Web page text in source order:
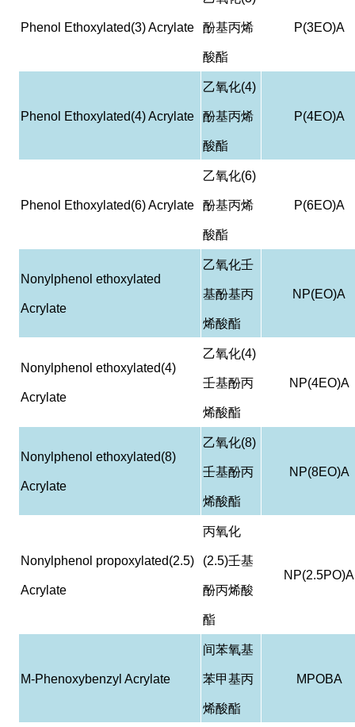
Phenol Ethoxylated(3) Acrylate 酚基丙烯
酸酯
P(3EO)A
Phenol Ethoxylated(4) Acrylate
乙氧化(4)
酚基丙烯
酸酯
P(4EO)A
Phenol Ethoxylated(6) Acrylate
乙氧化(6)
酚基丙烯
酸酯
P(6EO)A
Nonylphenol ethoxylated
Acrylate
乙氧化壬
基酚基丙
烯酸酯
NP(EO)A
Nonylphenol ethoxylated(4)
Acrylate
乙氧化(4)
壬基酚丙
烯酸酯
NP(4EO)A
Nonylphenol ethoxylated(8)
Acrylate
乙氧化(8)
壬基酚丙
烯酸酯
NP(8EO)A
Nonylphenol propoxylated(2.5)
Acrylate
丙氧化
(2.5)壬基
酚丙烯酸
酯
NP(2.5PO)A
M-Phenoxybenzyl Acrylate
间苯氧基
苯甲基丙
烯酸酯
MPOBA